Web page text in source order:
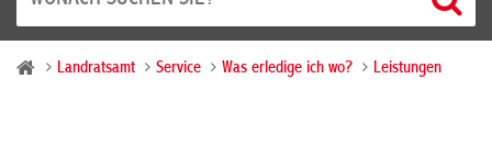
Landratsamt Service Was erledige ich wo? Leistungen